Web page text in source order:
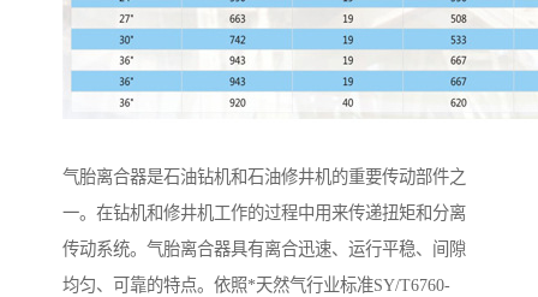
气胎离合器是石油钻机和石油修井机的重要传动部件之
一。在钻机和修井机工作的过程中用来传递扭矩和分离
传动系统。气胎离合器具有离合迅速、运行平稳、间隙
均匀、可靠的特点。依照*天然气行业标准SY/T6760-